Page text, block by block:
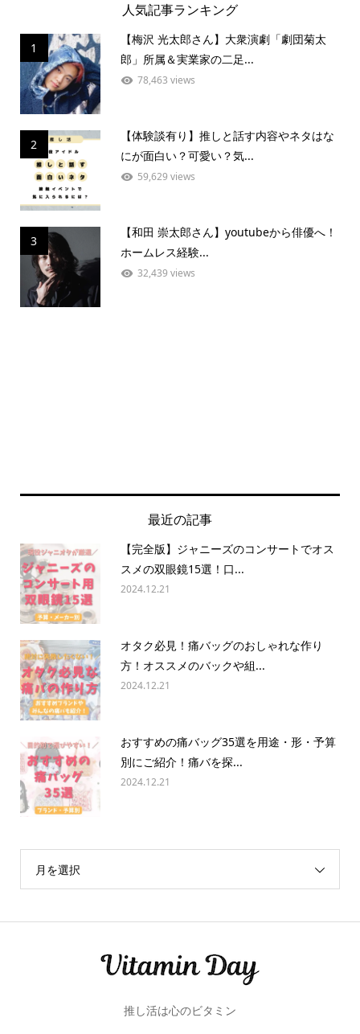
人気記事ランキング
1
【梅沢 光太郎さん】大衆演劇「劇団菊太
郎」所属＆実業家の二足...
78,463 views
2
【体験談有り】推しと話す内容やネタはな
にが面白い？可愛い？気...
59,629 views
3
【和田 崇太郎さん】youtubeから俳優へ！
ホームレス経験...
32,439 views
最近の記事
【完全版】ジャニーズのコンサートでオス
スメの双眼鏡15選！口...
2024.12.21
オタク必見！痛バッグのおしゃれな作り
方！オススメのバックや組...
2024.12.21
おすすめの痛バッグ35選を用途・形・予算
別にご紹介！痛バを探...
2024.12.21
月を選択
推し活は心のビタミン